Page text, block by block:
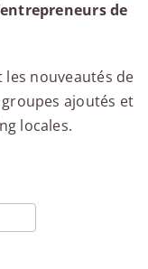
de
nouveautés de
ajoutés et
locales.